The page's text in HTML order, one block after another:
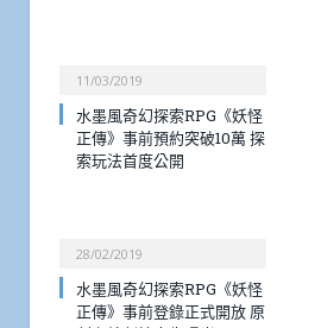
11/03/2019
水墨風奇幻探索RPG《妖怪
正傳》事前預約突破10萬 探
索玩法首度公開
28/02/2019
水墨風奇幻探索RPG《妖怪
正傳》事前登錄正式開放 原